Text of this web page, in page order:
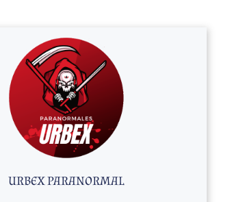
URBEX PARANORMAL